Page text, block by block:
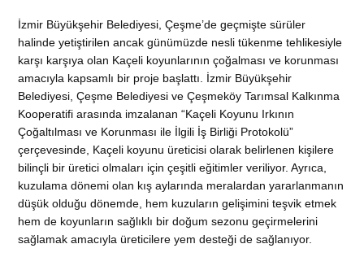
İzmir Büyükşehir Belediyesi, Çeşme’de geçmişte sürüler
halinde yetiştirilen ancak günümüzde nesli tükenme tehlikesiyle
karşı karşıya olan Kaçeli koyunlarının çoğalması ve korunması
amacıyla kapsamlı bir proje başlattı. İzmir Büyükşehir
Belediyesi, Çeşme Belediyesi ve Çeşmeköy Tarımsal Kalkınma
Kooperatifi arasında imzalanan “Kaçeli Koyunu Irkının
Çoğaltılması ve Korunması ile İlgili İş Birliği Protokolü”
çerçevesinde, Kaçeli koyunu üreticisi olarak belirlenen kişilere
bilinçli bir üretici olmaları için çeşitli eğitimler veriliyor. Ayrıca,
kuzulama dönemi olan kış aylarında meralardan yararlanmanın
düşük olduğu dönemde, hem kuzuların gelişimini teşvik etmek
hem de koyunların sağlıklı bir doğum sezonu geçirmelerini
sağlamak amacıyla üreticilere yem desteği de sağlanıyor.